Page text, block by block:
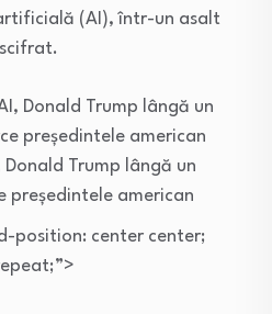
(AI), într-un asalt
Trump lângă un
american
position: center center;